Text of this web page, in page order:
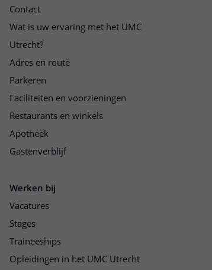
Contact
Wat is uw ervaring met het UMC
Utrecht?
Adres en route
Parkeren
Faciliteiten en voorzieningen
Restaurants en winkels
Apotheek
Gastenverblijf
Werken bij
Vacatures
Stages
Traineeships
Opleidingen in het UMC Utrecht